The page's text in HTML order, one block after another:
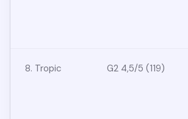
8. Tropic G2 4,5/5 (119)